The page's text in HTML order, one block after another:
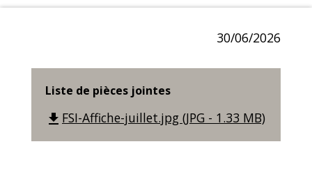
30/06/2026
Liste de pièces jointes
file_download FSI-Affiche-juillet.jpg (JPG - 1.33 MB)